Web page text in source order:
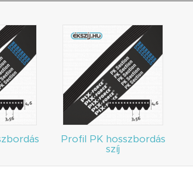
Profil PK hosszbordás
szíj